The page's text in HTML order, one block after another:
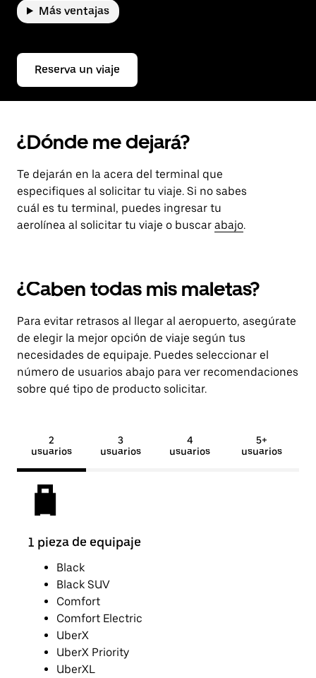
Más ventajas
Reserva un viaje
¿Dónde me dejará?
Te dejarán en la acera del terminal que
especifiques al solicitar tu viaje. Si no sabes
cuál es tu terminal, puedes ingresar tu
aerolínea al solicitar tu viaje o buscar abajo.
¿Caben todas mis maletas?
Para evitar retrasos al llegar al aeropuerto, asegúrate
de elegir la mejor opción de viaje según tus
necesidades de equipaje. Puedes seleccionar el
número de usuarios abajo para ver recomendaciones
sobre qué tipo de producto solicitar.
2
usuarios
3
usuarios
4
usuarios
5+
usuarios
1 pieza de equipaje
Black
Black SUV
Comfort
Comfort Electric
UberX
UberX Priority
UberXL